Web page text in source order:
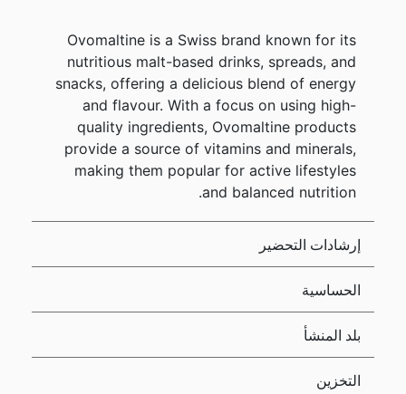
Ovomaltine is a Swiss brand known for its
nutritious malt-based drinks, spreads, and
snacks, offering a delicious blend of energy
and flavour. With a focus on using high-
quality ingredients, Ovomaltine products
provide a source of vitamins and minerals,
making them popular for active lifestyles
and balanced nutrition.
إرشادات التحضير
الحساسية
بلد المنشأ
التخزين